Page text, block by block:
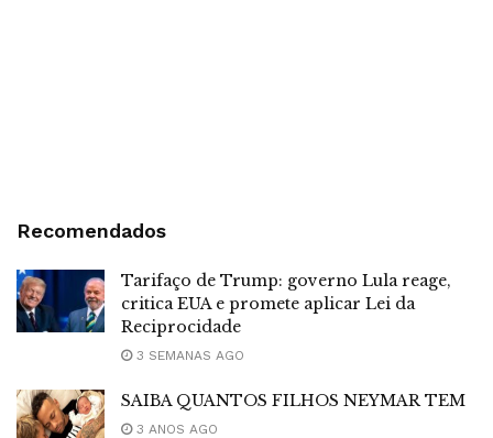
Recomendados
Tarifaço de Trump: governo Lula reage,
critica EUA e promete aplicar Lei da
Reciprocidade
3 SEMANAS AGO
SAIBA QUANTOS FILHOS NEYMAR TEM
3 ANOS AGO